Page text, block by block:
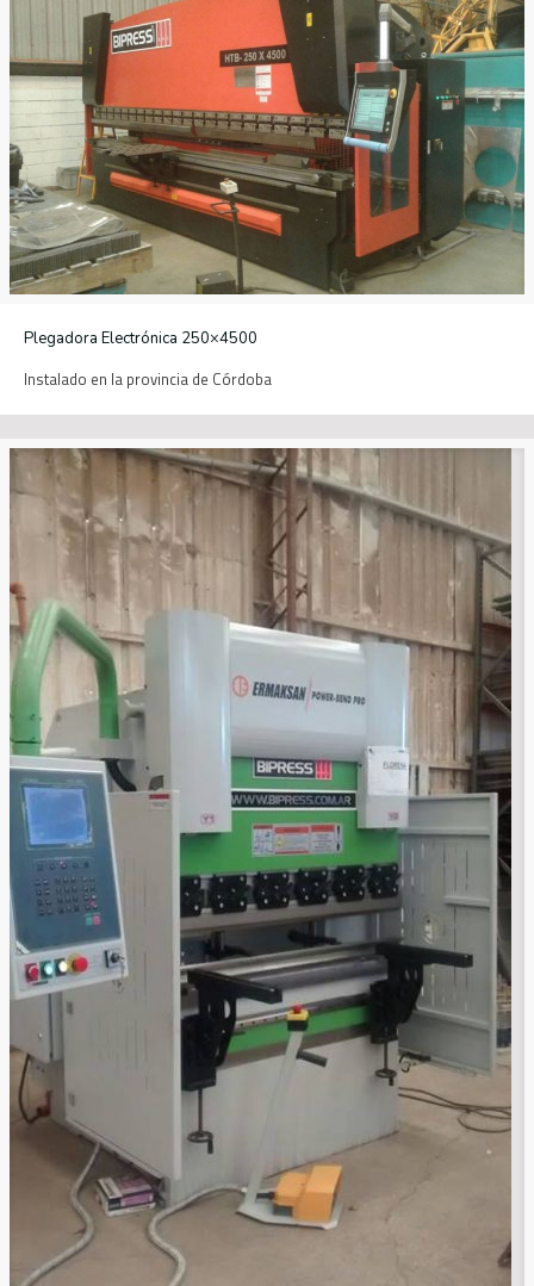
Plegadora Electrónica 250×4500
Instalado en la provincia de Córdoba